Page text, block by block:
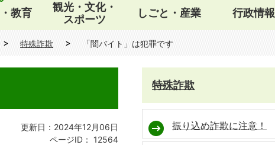
教育
観光・文化・
スポーツ
しごと・産業 行政情報
特殊詐欺 「闇バイト」は犯罪です
更新日：2024年12月06日
ページID：
12564
特殊詐欺
振り込め詐欺に注意！